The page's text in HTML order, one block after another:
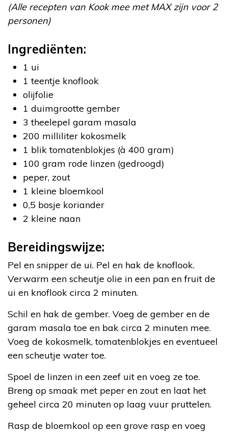
(Alle recepten van Kook mee met MAX zijn voor 2
personen)
Ingrediënten:
1 ui
1 teentje knoflook
olijfolie
1 duimgrootte gember
3 theelepel garam masala
200 milliliter kokosmelk
1 blik tomatenblokjes (à 400 gram)
100 gram rode linzen (gedroogd)
peper, zout
1 kleine bloemkool
0,5 bosje koriander
2 kleine naan
Bereidingswijze:
Pel en snipper de ui. Pel en hak de knoflook.
Verwarm een scheutje olie in een pan en fruit de
ui en knoflook circa 2 minuten.
Schil en hak de gember. Voeg de gember en de
garam masala toe en bak circa 2 minuten mee.
Voeg de kokosmelk, tomatenblokjes en eventueel
een scheutje water toe.
Spoel de linzen in een zeef uit en voeg ze toe.
Breng op smaak met peper en zout en laat het
geheel circa 20 minuten op laag vuur pruttelen.
Rasp de bloemkool op een grove rasp en voeg